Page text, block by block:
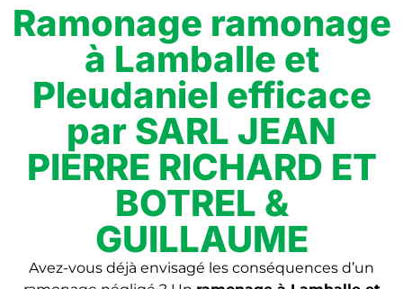
Ramonage ramonage
à Lamballe et
Pleudaniel efficace
par SARL JEAN
PIERRE RICHARD ET
BOTREL &
GUILLAUME
Avez-vous déjà envisagé les conséquences d’un